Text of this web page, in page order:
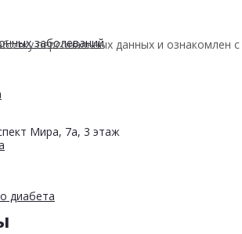
заболеваний
диабета
персональных данных и ознакомлен с
Мира, 7а, 3 этаж